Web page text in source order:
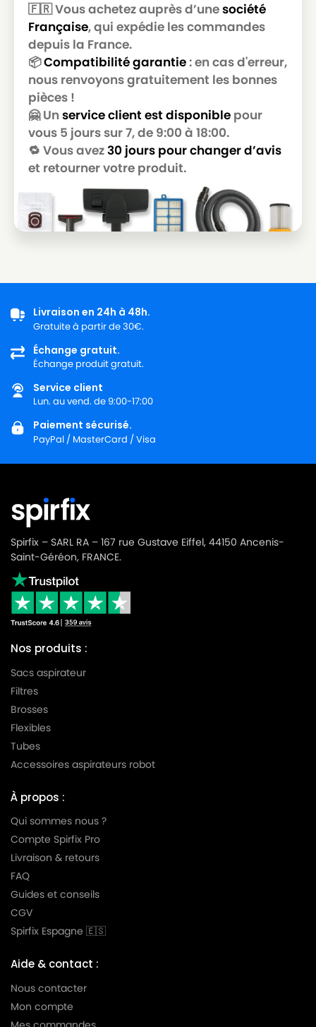
LG-
GOLDSTAR
LG-GOLDSTAR T 2950
LG-
GOLDSTAR
LG-GOLDSTAR T 2990
LG-
GOLDSTAR
LG-
GOLDSTAR
LG-GOLDSTAR T 3900
GOLDSTAR
LG-GOLDSTAR TB 33
LG-
GOLDSTAR
LG-GOLDSTAR TB 34
GOLDSTAR
LG-GOLDSTAR TURBO 2700
LG-
GOLDSTAR
LG-GOLDSTAR TURBO 2900
LG-
GOLDSTAR
LG-GOLDSTAR TURBO 3100 B
LG-
GOLDSTAR
LG-GOLDSTAR TURBO 3200
LG-
GOLDSTAR
LG-
GOLDSTAR
LG-GOLDSTAR TURBO 3300 R
LG-
GOLDSTAR
LG-GOLDSTAR TURBO 3400
GOLDSTAR
LG-
GOLDSTAR
LG-
GOLDSTAR
LG-
LG-GOLDSTAR TURBO V 3300 DE
LG-
GOLDSTAR
LG-
GOLDSTAR
LG-GOLDSTAR TURBO V 3310 DE
LG-
GOLDSTAR
LG-GOLDSTAR TURBO V 3310 TD
LG-
LG-GOLDSTAR TURBO X (Série)
LG-
GOLDSTAR
LG-
🇫🇷 Vous achetez auprès d’unesociété
Française, qui expédie les commandes
depuis la France.
📦Compatibilité garantie: en cas d'erreur,
nous renvoyons gratuitement les bonnes
pièces !
🤗 Un service client est disponible pour
vous 5 jours sur 7, de 9:00 à 18:00.
🔁 Vous avez30 jours pour changer d’avis
et retourner votre produit.
Livraison en 24h à 48h.
Gratuite à partir de 30€.
Échange gratuit.
Échange produit gratuit.
Service client
Lun. au vend. de 9:00-17:00
Paiement sécurisé.
PayPal / MasterCard / Visa
Spirfix – SARL RA – 167 rue Gustave Eiffel, 44150 Ancenis-
Saint-Géréon, FRANCE.
Nos produits :
Sacs aspirateur
Filtres
Brosses
Flexibles
Tubes
Accessoires aspirateurs robot
À propos :
Qui sommes nous ?
Compte Spirfix Pro
Livraison & retours
FAQ
Guides et conseils
CGV
Spirfix Espagne 🇪🇸
Aide & contact :
Nous contacter
Mon compte